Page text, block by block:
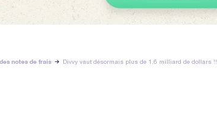
notes de frais Divvy vaut désormais plus de 1.6 milliard de dollars !!